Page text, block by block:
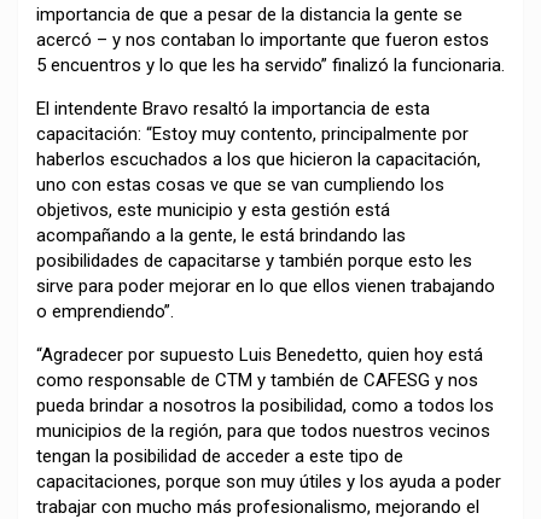
importancia de que a pesar de la distancia la gente se
acercó – y nos contaban lo importante que fueron estos
5 encuentros y lo que les ha servido” finalizó la funcionaria.
El intendente Bravo resaltó la importancia de esta
capacitación: “Estoy muy contento, principalmente por
haberlos escuchados a los que hicieron la capacitación,
uno con estas cosas ve que se van cumpliendo los
objetivos, este municipio y esta gestión está
acompañando a la gente, le está brindando las
posibilidades de capacitarse y también porque esto les
sirve para poder mejorar en lo que ellos vienen trabajando
o emprendiendo”.
“Agradecer por supuesto Luis Benedetto, quien hoy está
como responsable de CTM y también de CAFESG y nos
pueda brindar a nosotros la posibilidad, como a todos los
municipios de la región, para que todos nuestros vecinos
tengan la posibilidad de acceder a este tipo de
capacitaciones, porque son muy útiles y los ayuda a poder
trabajar con mucho más profesionalismo, mejorando el